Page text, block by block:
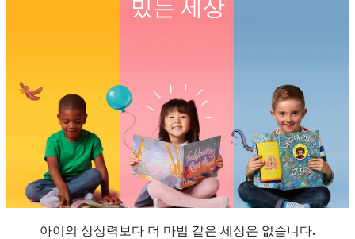
밌는 세상
아이의 상상력보다 더 마법 같은 세상은 없습니다.